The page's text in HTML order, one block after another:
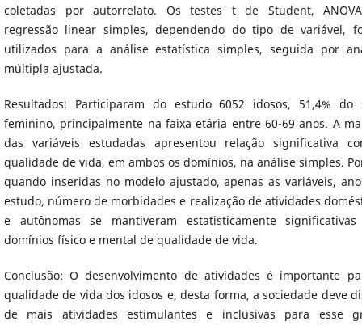
coletadas por autorrelato. Os testes t de Student,
regressão linear simples, dependendo do tipo de variável,
utilizados para a análise estatística simples, seguida por
múltipla ajustada.
Resultados: Participaram do estudo 6052 idosos, 51,4% do
feminino, principalmente na faixa etária entre 60-69 anos. A
das variáveis estudadas apresentou relação significativa
qualidade de vida, em ambos os domínios, na análise simples.
quando inseridas no modelo ajustado, apenas as variáveis,
estudo, número de morbidades e realização de atividades
e autônomas se mantiveram estatisticamente
domínios físico e mental de qualidade de vida.
Conclusão: O desenvolvimento de atividades é importante
qualidade de vida dos idosos e, desta forma, a sociedade deve
de mais atividades estimulantes e inclusivas para esse